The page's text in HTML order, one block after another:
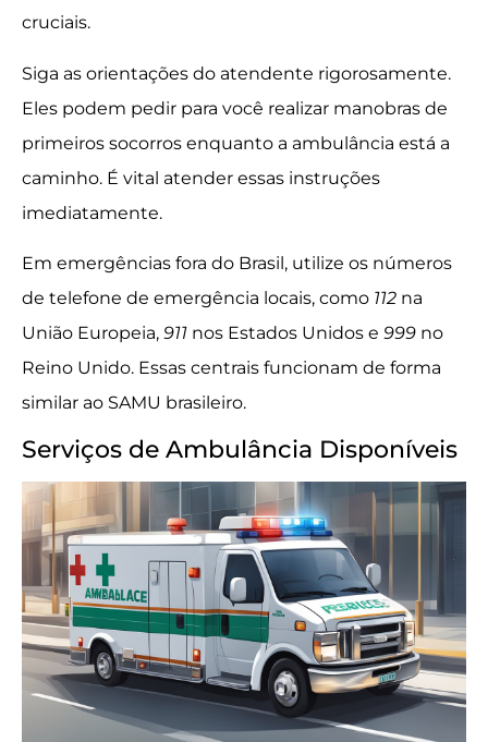
cruciais.
Siga as orientações do atendente rigorosamente.
Eles podem pedir para você realizar manobras de
primeiros socorros enquanto a ambulância está a
caminho. É vital atender essas instruções
imediatamente.
Em emergências fora do Brasil, utilize os números
de telefone de emergência locais, como 112 na
União Europeia, 911 nos Estados Unidos e 999 no
Reino Unido. Essas centrais funcionam de forma
similar ao SAMU brasileiro.
Serviços de Ambulância Disponíveis